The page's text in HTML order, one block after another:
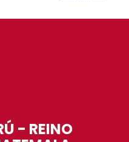
- REINO